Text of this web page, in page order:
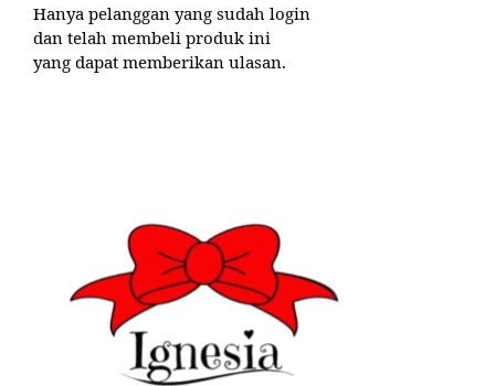
Hanya pelanggan yang sudah login
dan telah membeli produk ini
yang dapat memberikan ulasan.